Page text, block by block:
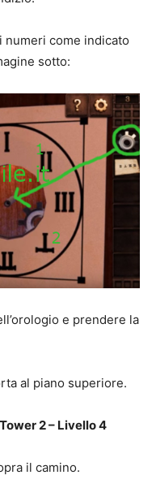
numeri come indicato
sotto:
e prendere la
al piano superiore.
2 – Livello 4
il camino.